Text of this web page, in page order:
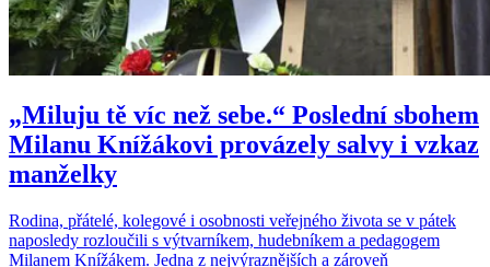
„Miluju tě víc než sebe.“ Poslední sbohem
Milanu Knížákovi provázely salvy i vzkaz
manželky
Rodina, přátelé, kolegové i osobnosti veřejného života se v pátek
naposledy rozloučili s výtvarníkem, hudebníkem a pedagogem
Milanem Knížákem. Jedna z nejvýraznějších a zároveň